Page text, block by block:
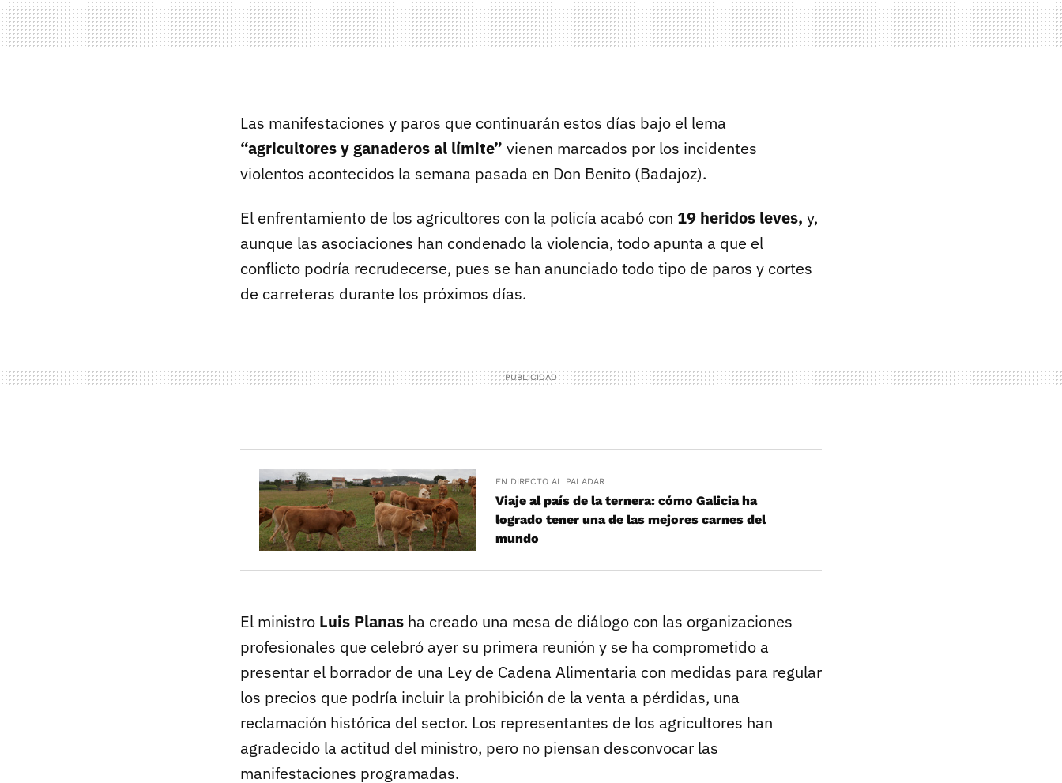
Las manifestaciones y paros que continuarán estos días bajo el lema
“agricultores y ganaderos al límite” vienen marcados por los incidentes
violentos acontecidos la semana pasada en Don Benito (Badajoz).
El enfrentamiento de los agricultores con la policía acabó con 19 heridos leves, y,
aunque las asociaciones han condenado la violencia, todo apunta a que el
conflicto podría recrudecerse, pues se han anunciado todo tipo de paros y cortes
de carreteras durante los próximos días.
EN DIRECTO AL PALADAR
Viaje al país de la ternera: cómo Galicia ha
logrado tener una de las mejores carnes del
mundo
El ministro Luis Planas ha creado una mesa de diálogo con las organizaciones
profesionales que celebró ayer su primera reunión y se ha comprometido a
presentar el borrador de una Ley de Cadena Alimentaria con medidas para regular
los precios que podría incluir la prohibición de la venta a pérdidas, una
reclamación histórica del sector. Los representantes de los agricultores han
agradecido la actitud del ministro, pero no piensan desconvocar las
manifestaciones programadas.